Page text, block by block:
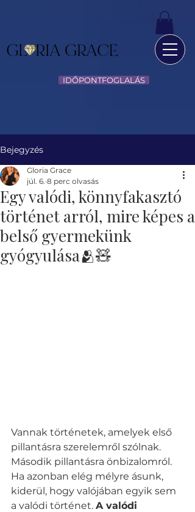
IDŐPONTFOGLALÁS
Bejegyzés
Egy valódi, könnyfakasztó
történet arról, mire képes a
belső gyermekünk
gyógyulása🫂🧸
Gloria Grace
júl. 6. 8 perc olvasás
Vannak történetek, amelyek első
pillantásra szerelemről szólnak.
Második pillantásra önbizalomról.
Ha azonban elég mélyre ásunk,
kiderül, hogy valójában egyik sem
a valódi történet. A valódi